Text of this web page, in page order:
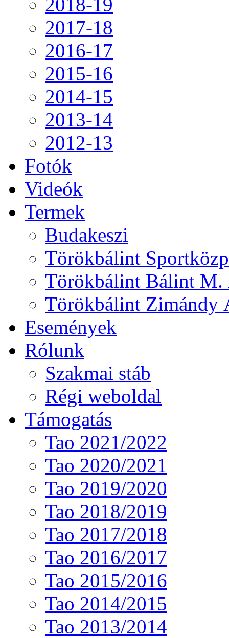
2017-18
2016-17
2015-16
2014-15
2013-14
2012-13
Fotók
Videók
Termek
Budakeszi
Törökbálint
Törökbálint Bálint
Törökbálint Zimándy
Események
Rólunk
Szakmai stáb
Régi weboldal
Támogatás
Tao 2021/2022
Tao 2020/2021
Tao 2019/2020
Tao 2018/2019
Tao 2017/2018
Tao 2016/2017
Tao 2015/2016
Tao 2014/2015
Tao 2013/2014